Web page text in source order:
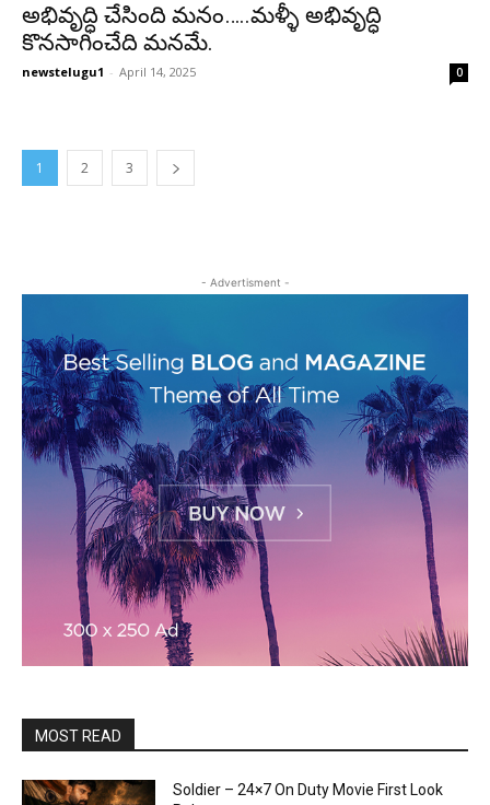
అభివృద్ధి చేసింది మనం…..మళ్ళీ అభివృద్ధి
కొనసాగించేది మనమే.
newstelugu1 - April 14, 2025 0
1 2 3
- Advertisment -
MOST READ
Soldier – 24×7 On Duty Movie First Look